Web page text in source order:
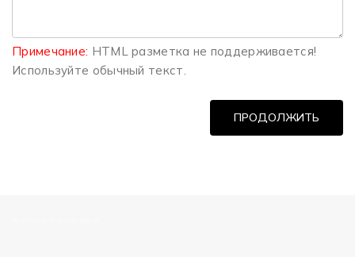
Примечание: HTML разметка не поддерживается!
Используйте обычный текст.
ПРОДОЛЖИТЬ